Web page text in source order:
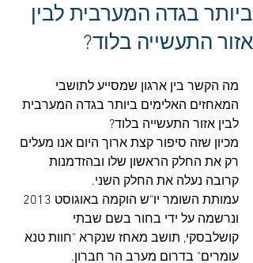
ביותר בגדה המערבית לבין
אזור התעשייה בלוד?
מה הקשר בין ארגון שמסייע לתושבי
המאחזים האלימים ביותר בגדה המערבית
לבין אזור התעשייה בלוד?
מכיון שזה סיפור קצת ארוך היום אנו מעלים
רק את החלק הראשון שלו ובהזדמנות
קרובה נעלה את החלק השני.
ונרשמה על ידי בחור בשם שבתי
קושלבסקי, תושב מאחז שנקרא "חוות טנא
עומרים" בדרום מערב הר חברון.